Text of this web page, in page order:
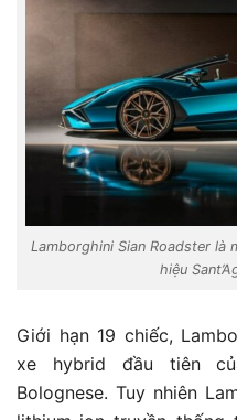
Lamborghini Sian Roadster là
hiệu
Giới hạn 19 chiếc,
xe hybrid đầu tiên
Bolognese. Tuy nhiên